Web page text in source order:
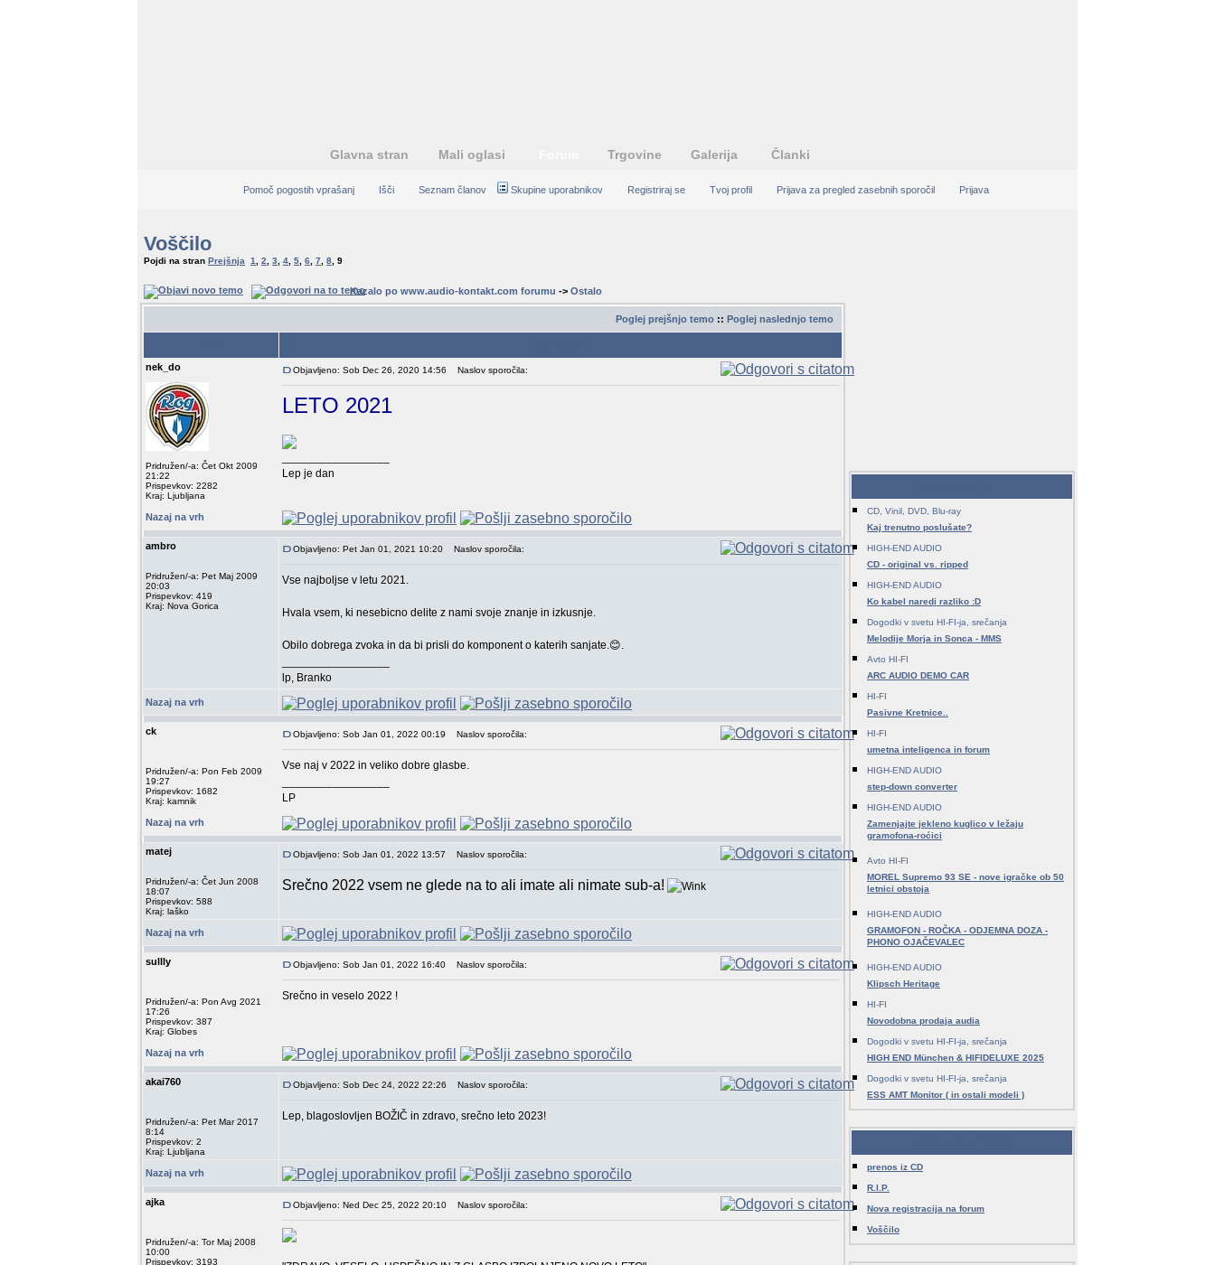
Glavna stran Mali oglasi Trgovine Galerija Članki
Pomoč pogostih vprašanj Išči Seznam članov Skupine uporabnikov Registriraj se Tvoj profil Prijava za pregled zasebnih sporočil Prijava
Voščilo
Pojdi na stran Prejšnja 1 2 3 4 5 6 7 8 9
Kazalo po www.audio-kontakt.com forumu -> Ostalo
Poglej prejšnjo temo :: Poglej naslednjo temo
nek_do
Pridružen/-a: Čet Okt 2009
21:22
Prispevkov: 2282
Kraj: Ljubljana
Objavljeno: Sob Dec 26, 2020 14:56 Naslov sporočila:
LETO 2021
Lep je dan
Nazaj na vrh
ambro
Pridružen/-a: Pet Maj 2009
20:03
Prispevkov: 419
Kraj: Nova Gorica
Objavljeno: Pet Jan 01, 2021 10:20 Naslov sporočila:
Vse najboljse v letu 2021.
Hvala vsem, ki nesebicno delite z nami svoje znanje in izkusnje.
Obilo dobrega zvoka in da bi prisli do komponent o katerih sanjate.😊.
lp, Branko
Nazaj na vrh
ck
Pridružen/-a: Pon Feb 2009
19:27
Prispevkov: 1682
Kraj: kamnik
Objavljeno: Sob Jan 01, 2022 00:19 Naslov sporočila:
Vse naj v 2022 in veliko dobre glasbe.
LP
Nazaj na vrh
matej
Pridružen/-a: Čet Jun 2008
18:07
Prispevkov: 588
Kraj: laško
Objavljeno: Sob Jan 01, 2022 13:57 Naslov sporočila:
Srečno 2022 vsem ne glede na to ali imate ali nimate sub-a!
Nazaj na vrh
sullly
Pridružen/-a: Pon Avg 2021
17:26
Prispevkov: 387
Kraj: Globes
Objavljeno: Sob Jan 01, 2022 16:40 Naslov sporočila:
Srečno in veselo 2022 !
Nazaj na vrh
akai760
Pridružen/-a: Pet Mar 2017
8:14
Prispevkov: 2
Kraj: Ljubljana
Objavljeno: Sob Dec 24, 2022 22:26 Naslov sporočila:
Lep, blagoslovljen BOŽIČ in zdravo, srečno leto 2023!
Nazaj na vrh
ajka
Pridružen/-a: Tor Maj 2008
10:00
Prispevkov: 3193
Objavljeno: Ned Dec 25, 2022 20:10 Naslov sporočila:
CD, Vinil, DVD, Blu-ray
Kaj trenutno poslušate?
HIGH-END AUDIO
CD - original vs. ripped
HIGH-END AUDIO
Ko kabel naredi razliko :D
Dogodki v svetu HI-FI-ja, srečanja
Melodije Morja in Sonca - MMS
Avto HI-FI
ARC AUDIO DEMO CAR
HI-FI
Pasivne Kretnice..
HI-FI
umetna inteligenca in forum
HIGH-END AUDIO
step-down converter
HIGH-END AUDIO
Zamenjajte jekleno kuglico v ležaju
gramofona-roćici
Avto HI-FI
MOREL Supremo 93 SE - nove igračke ob 50
letnici obstoja
HIGH-END AUDIO
GRAMOFON - ROČKA - ODJEMNA DOZA -
PHONO OJAČEVALEC
HIGH-END AUDIO
Klipsch Heritage
HI-FI
Novodobna prodaja audia
Dogodki v svetu HI-FI-ja, srečanja
HIGH END München & HIFIDELUXE 2025
Dogodki v svetu HI-FI-ja, srečanja
ESS AMT Monitor ( in ostali modeli )
prenos iz CD
R.I.P.
Nova registracija na forum
Voščilo